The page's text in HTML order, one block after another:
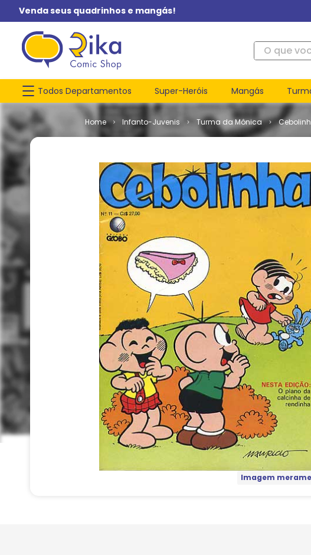
Venda seus quadrinhos e mangás!
O que você
Todos Departamentos Super-Heróis Mangás
Infanto-Juvenis Turma da Mônica
Imagem